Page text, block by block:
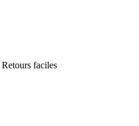
Retours faciles